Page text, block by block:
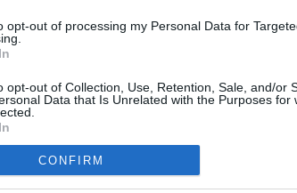
opt-out of processing my Personal Data for
opt-out of Collection, Use, Retention, Sale, and/or
Data that Is Unrelated with the Purposes for
CONFIRM
Ayuso señaló por la compra del ático: "Lo que no se
residencia oficial para la presidenta"
Ayuso no puede destinar directamente la venta del ático de
por los incendios
en una semana